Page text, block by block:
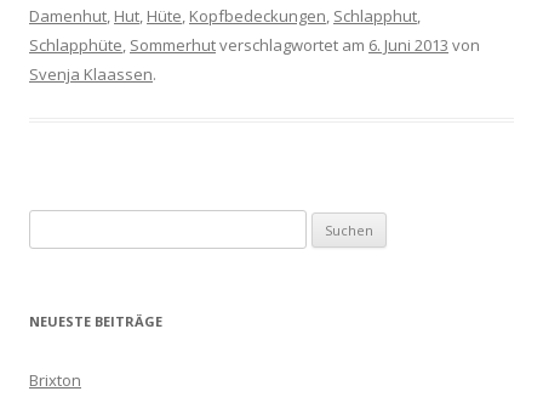
Damenhut, Hut, Hüte, Kopfbedeckungen, Schlapphut,
Schlapphüte, Sommerhutverschlagwortet am 6. Juni 2013 von
Svenja Klaassen.
nach:
NEUESTE BEITRÄGE
Brixton